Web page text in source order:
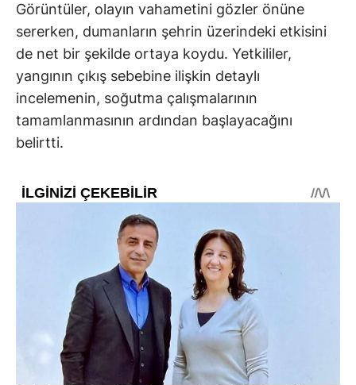
Görüntüler, olayın vahametini gözler önüne
sererken, dumanların şehrin üzerindeki etkisini
de net bir şekilde ortaya koydu. Yetkililer,
yangının çıkış sebebine ilişkin detaylı
incelemenin, soğutma çalışmalarının
tamamlanmasının ardından başlayacağını
belirtti.